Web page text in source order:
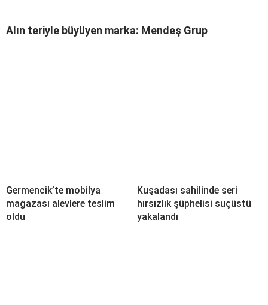
Alın teriyle büyüyen marka: Mendeş Grup
Germencik’te mobilya
mağazası alevlere teslim
oldu
Kuşadası sahilinde seri
hırsızlık şüphelisi suçüstü
yakalandı